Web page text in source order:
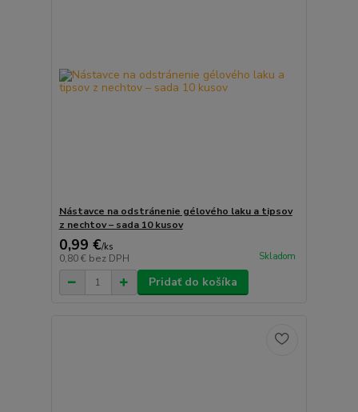
Nástavce na odstránenie gélového laku a tipsov
z nechtov – sada 10 kusov
0,99 €/ks
0,80 € bez DPH Skladom
Pridať do košíka